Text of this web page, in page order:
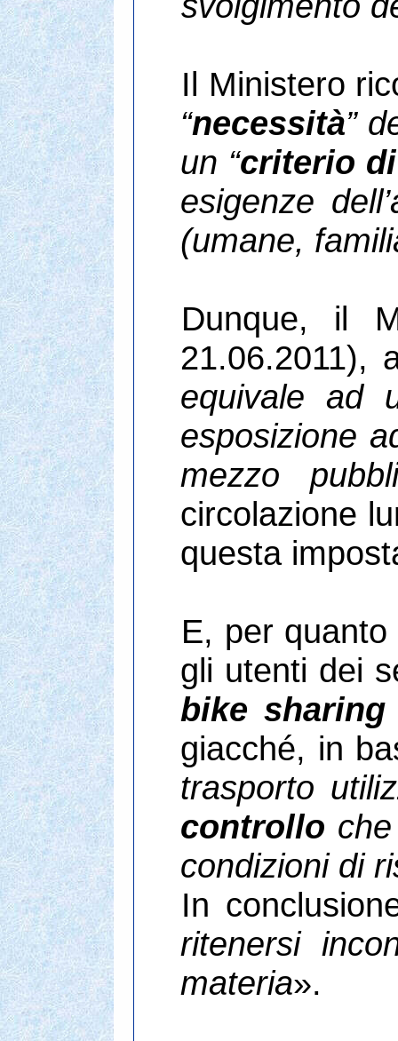
Il Ministero
“necessità”
un “criterio
esigenze
(umane,
Dunque, il
21.06.2011),
equivale ad
esposizione
mezzo
circolazione
questa
E, per
gli utenti dei
bike sharing
giacché, in
trasporto
controllo
condizioni di
In
ritenersi
materia».